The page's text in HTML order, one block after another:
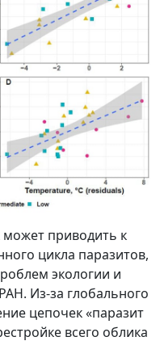
приводить к
цикла паразитов,
экологии и
Из-за глобального
цепочек «паразит
всего облика